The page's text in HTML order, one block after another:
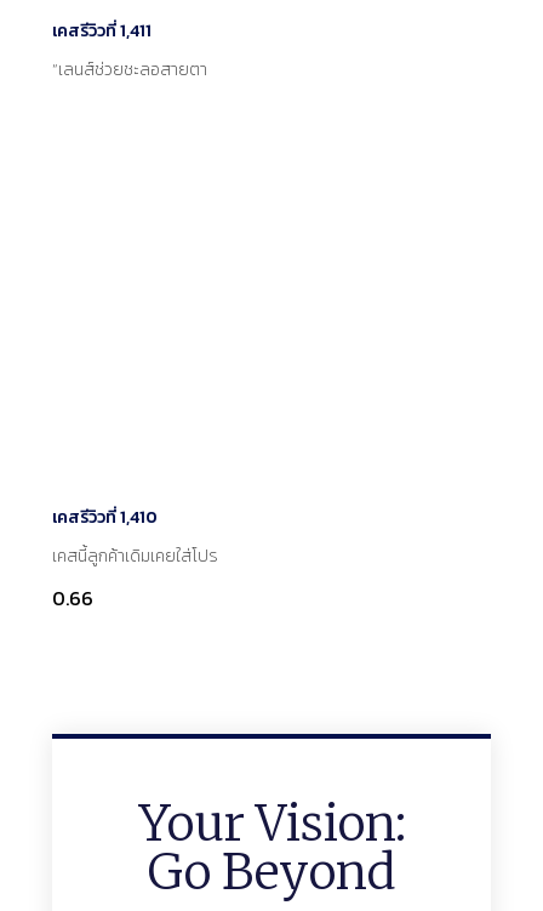
เคสรีวิวที่ 1,411
“เลนส์ช่วยชะลอสายตา
เคสรีวิวที่ 1,410
เคสนี้ลูกค้าเดิมเคยใส่โปร
Your Vision:
Go Beyond